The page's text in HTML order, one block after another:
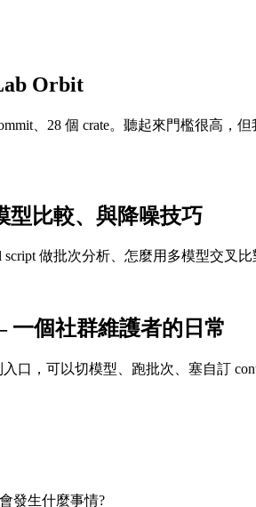
Orbit
、28 個 crate。聽起來門檻很高
比較、與降噪技巧
做批次分析、怎麼用多模型交叉
一個社群維護者的日常
口，可以切模型、跑批次、塞自訂
發生什麼事情?